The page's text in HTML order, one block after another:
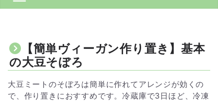
【簡単ヴィーガン作り置き】基本
の大豆そぼろ
大豆ミートのそぼろは簡単に作れてアレンジが効くの
で、作り置きにおすすめです。冷蔵庫で3日ほど、冷凍